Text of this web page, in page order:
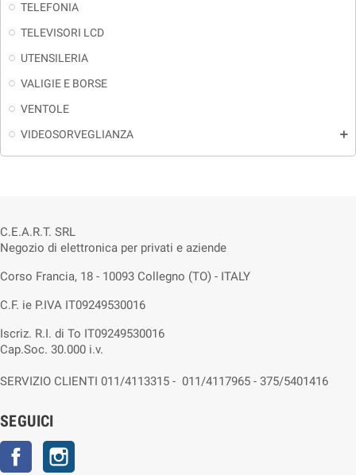
TELEFONIA
TELEVISORI LCD
UTENSILERIA
VALIGIE E BORSE
VENTOLE
VIDEOSORVEGLIANZA
add
C.E.A.R.T. SRL
Negozio di elettronica per privati e aziende
Corso Francia, 18 - 10093 Collegno (TO) - ITALY
C.F. ie P.IVA IT09249530016
Iscriz. R.I. di To IT09249530016
Cap.Soc. 30.000 i.v.
SERVIZIO CLIENTI 011/4113315 - 011/4117965 - 375/5401416
SEGUICI
Facebook